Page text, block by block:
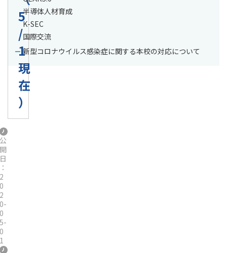
5
/
1
現
在
）
公
開
日
：
2
0
2
0-
0
5-
0
1
半導体人材育成
K-SEC
国際交流
新型コロナウイルス感染症に関する本校の対応について